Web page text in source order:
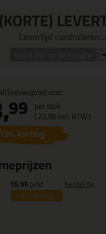
(KORTE)
Levertijd controleren...
(adviesprijs) voor
99 per stuk
(22,98incl. BTW )
19% korting
15,95p/st
32%korting
bestel 6x